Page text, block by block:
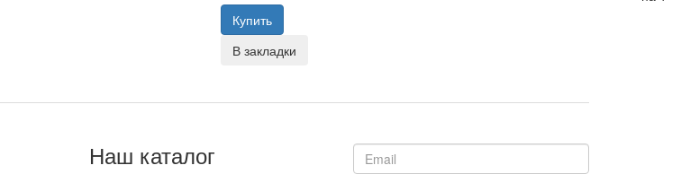
Купить
В закладки
Наш каталог